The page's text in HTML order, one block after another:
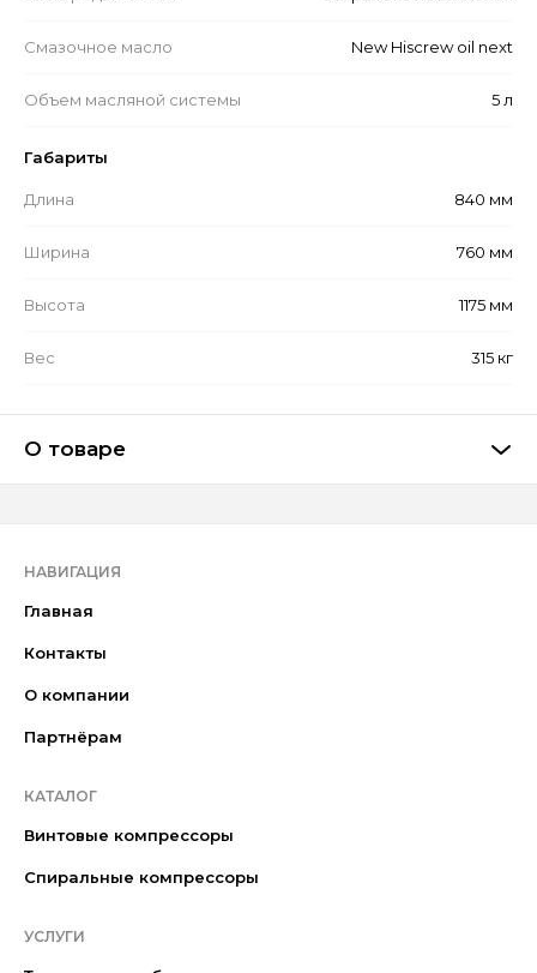
Смазочное масло New Hiscrew oil next
Объем масляной системы 5 л
Габариты
Длина 840 мм
Ширина 760 мм
Высота 1175 мм
Вес 315 кг
О товаре
НАВИГАЦИЯ
Главная
Контакты
О компании
Партнёрам
КАТАЛОГ
Винтовые компрессоры
Спиральные компрессоры
УСЛУГИ